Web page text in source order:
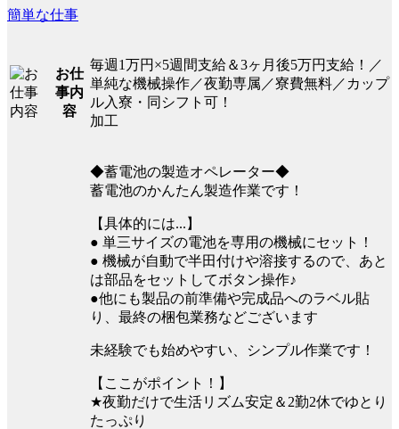
簡単な仕事
お仕
事内
容
毎週1万円×5週間支給＆3ヶ月後5万円支給！／
単純な機械操作／夜勤専属／寮費無料／カップ
ル入寮・同シフト可！
加工
◆蓄電池の製造オペレーター◆
蓄電池のかんたん製造作業です！
【具体的には...】
● 単三サイズの電池を専用の機械にセット！
● 機械が自動で半田付けや溶接するので、あと
は部品をセットしてボタン操作♪
●他にも製品の前準備や完成品へのラベル貼
り、最終の梱包業務などございます
未経験でも始めやすい、シンプル作業です！
【ここがポイント！】
★夜勤だけで生活リズム安定＆2勤2休でゆとり
たっぷり